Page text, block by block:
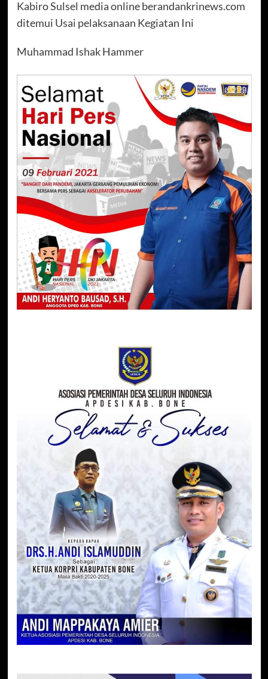
Kabiro Sulsel media online berandankrinews.com
ditemui Usai pelaksanaan Kegiatan Ini
Muhammad Ishak Hammer